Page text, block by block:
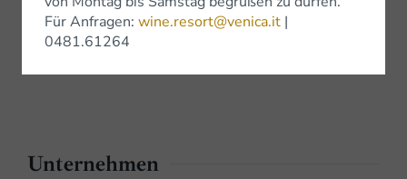
Bottega Venica
Unternehmen
Für Anfragen: wine.resort@venica.it |
0481.61264